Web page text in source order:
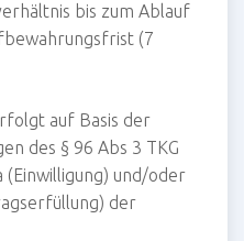
bis zum Ablauf
(7
auf Basis der
des § 96 Abs 3 TKG
(Einwilligung) und/oder
der